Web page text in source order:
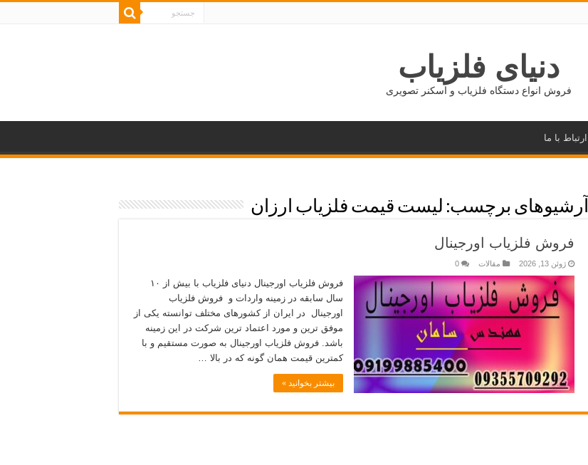
دنیای فلزیاب
فروش انواع دستگاه فلزیاب و اسکنر تصویری
ارتباط با ما
آرشیوهای برچسب: لیست قیمت فلزیاب ارزان
فروش فلزیاب اورجینال
ژوئن 13, 2026 مقالات 0
فروش فلزیاب اورجینال دنیای فلزیاب با بیش از ۱۰
سال سابقه در زمینه واردات و فروش فلزیاب
اورجینال در ایران از کشورهای مختلف توانسته یکی از
موفق ترین و مورد اعتماد ترین شرکت در این زمینه
باشد. فروش فلزیاب اورجینال به صورت مستقیم و با
کمترین قیمت همان گونه که در بالا …
بیشتر بخوانید »